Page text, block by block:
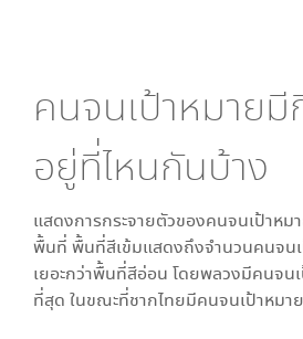
คนจนเป้าหมาย
อยู่ที่ไหนกันบ้าง
แสดงการกระจายตัวของคนจนเป้าหม
พื้นที่ พื้นที่สีเข้มแสดงถึงจำนวนคนจน
เยอะกว่าพื้นที่สีอ่อน โดยพลวงมีคนจน
ที่สุด ในขณะที่ชากไทยมีคนจนเป้าหมา